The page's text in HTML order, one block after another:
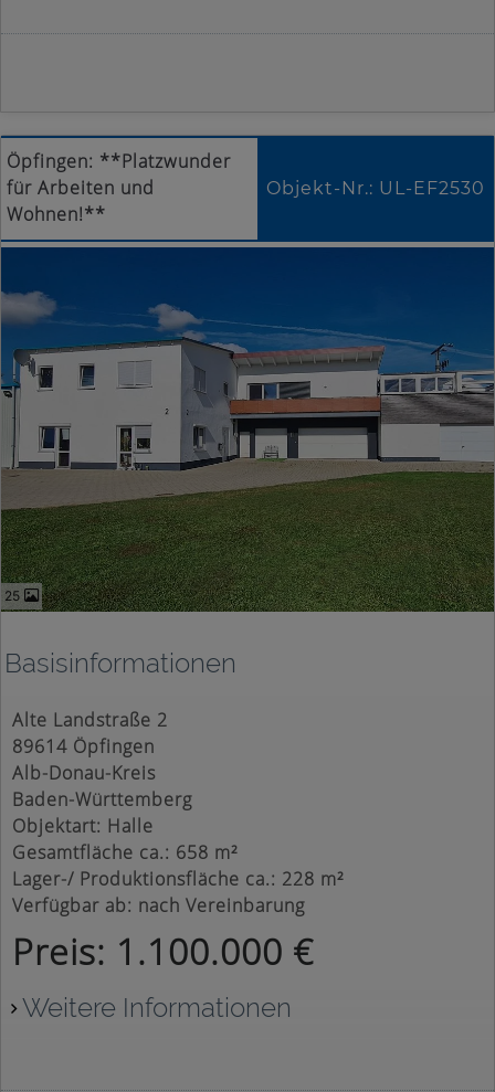
Öpfingen: **Platzwunder
für Arbeiten und
Wohnen!**
Objekt-Nr.: UL-EF2530
25
Basisinformationen
Alte Landstraße 2
89614 Öpfingen
Alb-Donau-Kreis
Baden-Württemberg
Objektart: Halle
Preis: 1.100.000 €
Gesamtfläche ca.: 658 m²
Lager-/ Produktionsfläche ca.: 228 m²
Verfügbar ab: nach Vereinbarung
Weitere Informationen